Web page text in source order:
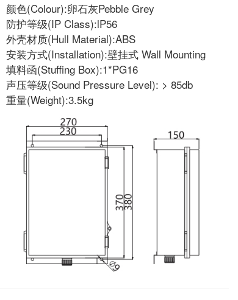
颜色(Colour):卵石灰Pebble Grey
防护等级(IP Class):lP56
外壳材质(Hull Material):ABS
安装方式(Installation):壁挂式 Wall Mounting
填料函(Stuffing Box):1*PG16
声压等级(Sound Pressure Level): > 85db
重量(Weight):3.5kg